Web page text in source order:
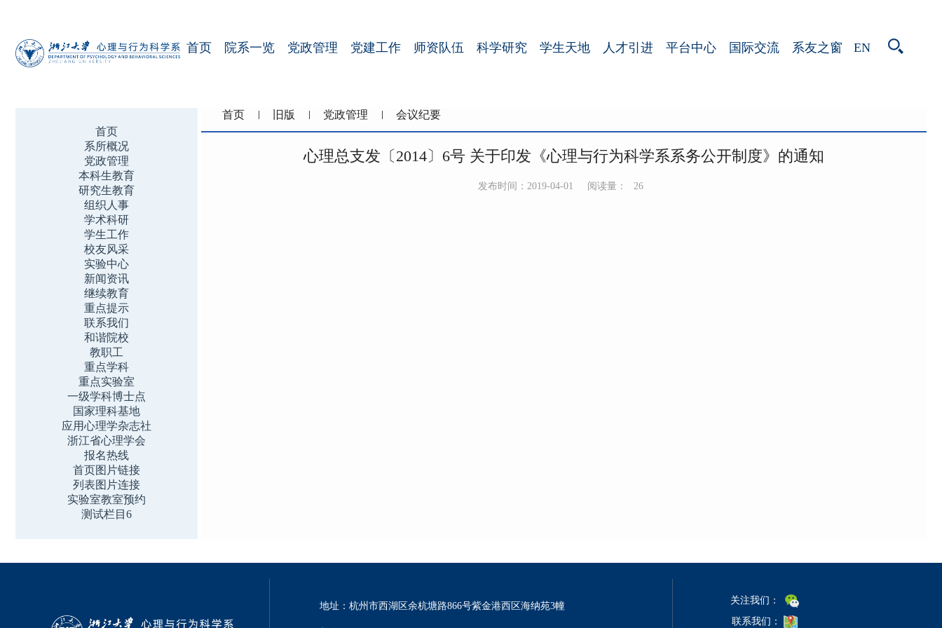
首页 院系一览 党政管理 党建工作 师资队伍 科学研究 学生天地 人才引进 平台中心 国际交流 系友之窗 EN
首页
系所概况
党政管理
本科生教育
研究生教育
组织人事
学术科研
学生工作
校友风采
实验中心
新闻资讯
继续教育
重点提示
联系我们
和谐院校
教职工
重点学科
重点实验室
一级学科博士点
国家理科基地
应用心理学杂志社
浙江省心理学会
报名热线
首页图片链接
列表图片连接
实验室教室预约
测试栏目6
首页 旧版 党政管理 会议纪要
心理总支发〔2014〕6号 关于印发《心理与行为科学系系务公开制度》的通知
发布时间：2019-04-01 阅读量： 26
地址：杭州市西湖区余杭塘路866号紫金港西区海纳苑3幢
关注我们：
联系我们：